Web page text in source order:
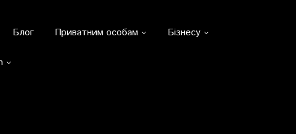
Блог Приватним особам Бізнесу